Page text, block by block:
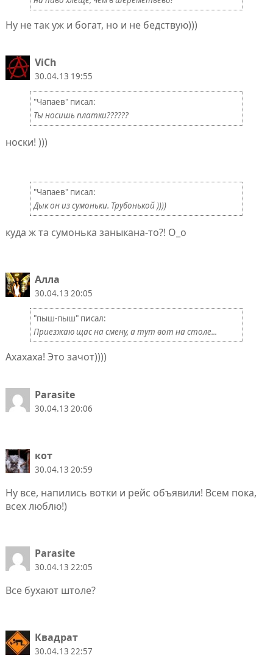
Ну не так уж и богат, но и не бедствую)))
ViCh
30.04.13 19:55
"Чапаев" писал:
Ты носишь платки??????
носки! )))
"Чапаев" писал:
Дык он из сумоньки. Трубонькой ))))
куда ж та сумонька заныкана-то?! О_о
Алла
30.04.13 20:05
"пыш-пыш" писал:
Приезжаю щас на смену, а тут вот на столе...
Ахахаха! Это зачот))))
Parasite
30.04.13 20:06
кот
30.04.13 20:59
Ну все, напились вотки и рейс объявили! Всем пока,
всех люблю!)
Parasite
30.04.13 22:05
Все бухают штоле?
Квадрат
30.04.13 22:57